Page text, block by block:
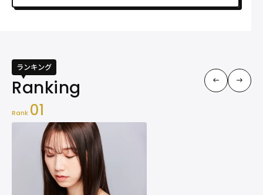
ランキング
Rank 01